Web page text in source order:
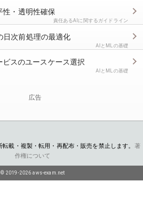
性・透明性確保
責任あるAIに関するガイドライン
日次前処理の最適化
AIとMLの基礎
ビスのユースケース選択
AIとMLの基礎
広告
載・複製・転用・再配布・販売を禁止します。 著
作権について
© 2019-2026 aws-exam.net